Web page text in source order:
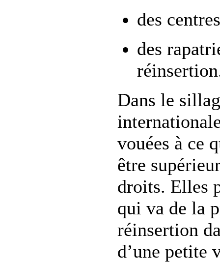
des
des
Dans le
vouées à ce
être
droits. Elles
qui va de la
réinsertion
d’une petite